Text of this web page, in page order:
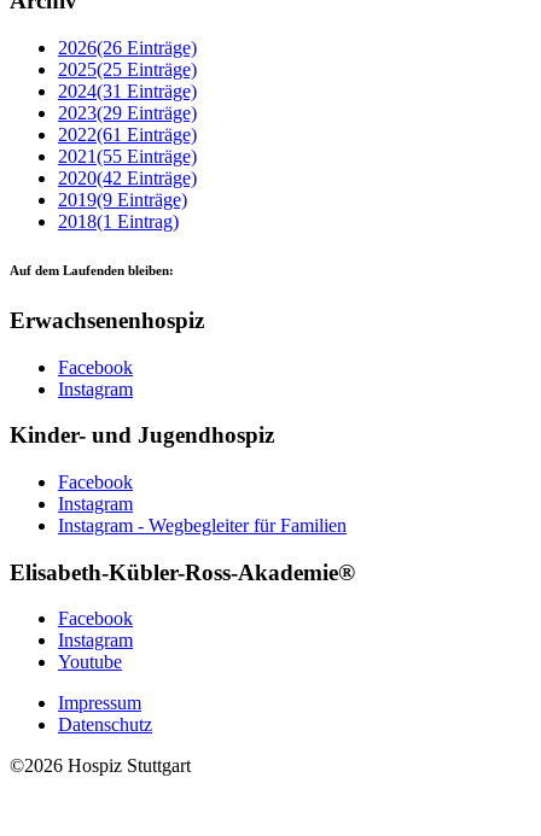
2026(26 Einträge)
2025(25 Einträge)
2024(31 Einträge)
2023(29 Einträge)
2022(61 Einträge)
2021(55 Einträge)
2020(42 Einträge)
2019(9 Einträge)
2018(1 Eintrag)
Auf dem Laufenden bleiben:
Erwachsenenhospiz
Facebook
Instagram
Kinder- und Jugendhospiz
Facebook
Instagram
Instagram - Wegbegleiter für Familien
Elisabeth-Kübler-Ross-Akademie®
Facebook
Instagram
Youtube
Impressum
Datenschutz
©2026 Hospiz Stuttgart